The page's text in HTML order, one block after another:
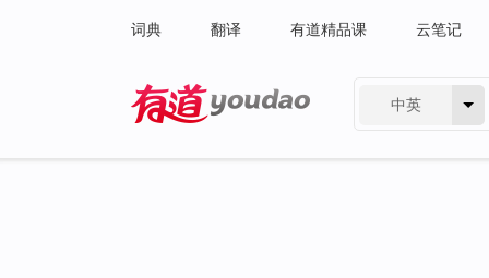
词典 翻译 有道精品课 云笔记
中英